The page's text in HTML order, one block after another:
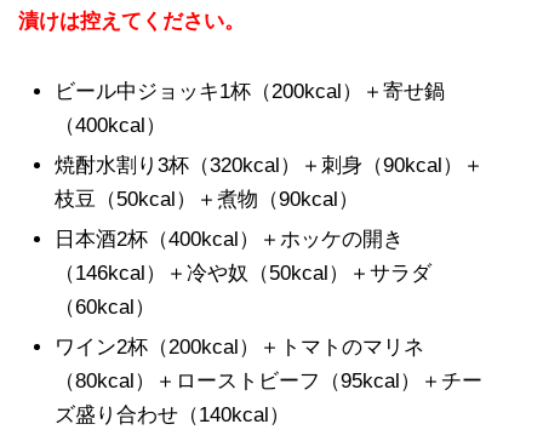
漬けは控えてください。
ビール中ジョッキ1杯（200kcal）＋寄せ鍋
（400kcal）
焼酎水割り3杯（320kcal）＋刺身（90kcal）＋
枝豆（50kcal）＋煮物（90kcal）
日本酒2杯（400kcal）＋ホッケの開き
（146kcal）＋冷や奴（50kcal）＋サラダ
（60kcal）
ワイン2杯（200kcal）＋トマトのマリネ
（80kcal）＋ローストビーフ（95kcal）＋チー
ズ盛り合わせ（140kcal）